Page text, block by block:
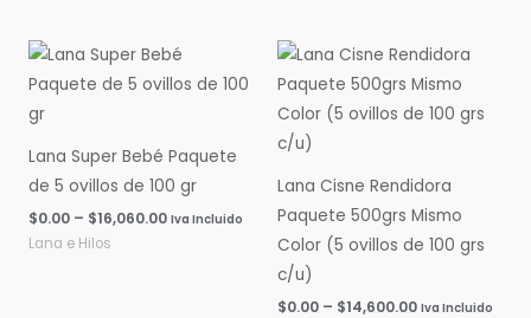
Lana Super Bebé Paquete
de 5 ovillos de 100 gr
$0.00 – $16,060.00
Rango
de
precios:
$16,060.00
Iva Incluido
Lana e Hilos
Lana Cisne Rendidora
Paquete 500grs Mismo
Color (5 ovillos de 100 grs
c/u)
$0.00 – $14,600.00
Rango
de
precios:
desde
$0.00
Iva Incluido